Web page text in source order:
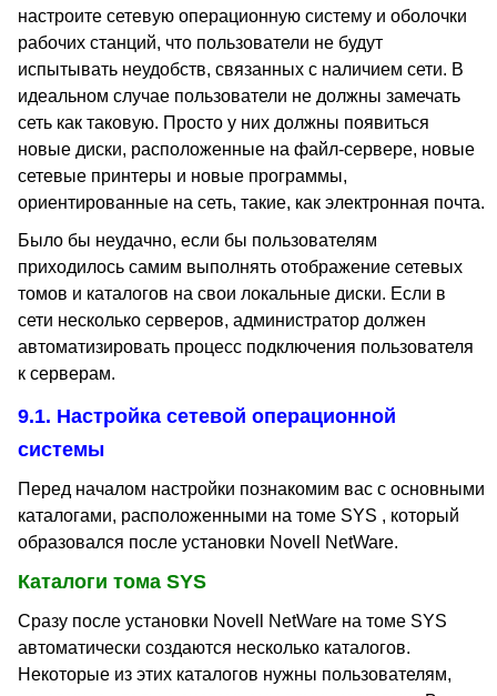
настроите сетевую операционную систему и оболочки
рабочих станций, что пользователи не будут
испытывать неудобств, связанных с наличием сети. В
идеальном случае пользователи не должны замечать
сеть как таковую. Просто у них должны появиться
новые диски, расположенные на файл-сервере, новые
сетевые принтеры и новые программы,
ориентированные на сеть, такие, как электронная почта.
Было бы неудачно, если бы пользователям
приходилось самим выполнять отображение сетевых
томов и каталогов на свои локальные диски. Если в
сети несколько серверов, администратор должен
автоматизировать процесс подключения пользователя
к серверам.
9.1. Настройка сетевой операционной
системы
Перед началом настройки познакомим вас с основными
каталогами, расположенными на томе SYS , который
образовался после установки Novell NetWare.
Каталоги тома SYS
Сразу после установки Novell NetWare на томе SYS
автоматически создаются несколько каталогов.
Некоторые из этих каталогов нужны пользователям,